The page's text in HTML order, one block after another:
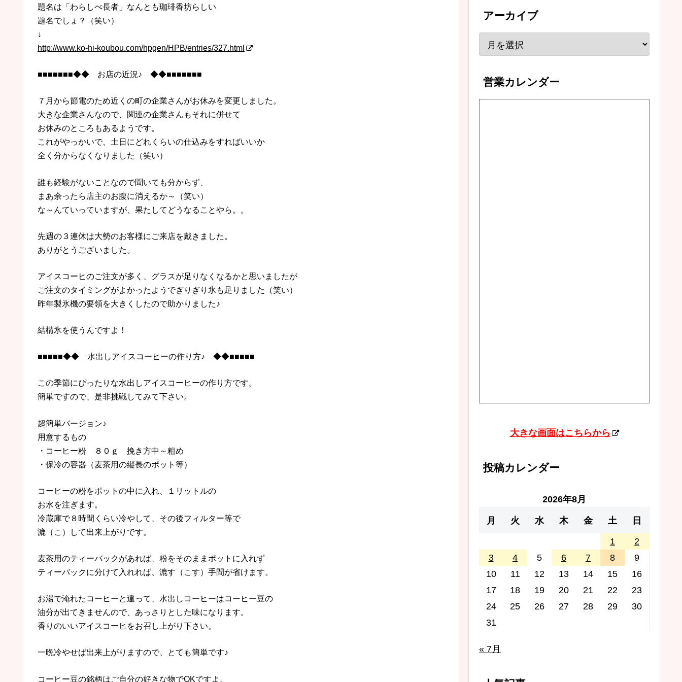
題名は「わらしべ長者」なんとも珈琲香坊らしい
題名でしょ？（笑い）
↓
http://www.ko-hi-koubou.com/hpgen/HPB/entries/327.html
■■■■■■■◆◆ お店の近況♪ ◆◆■■■■■■■
７月から節電のため近くの町の企業さんがお休みを変更しました。
大きな企業さんなので、関連の企業さんもそれに併せて
お休みのところもあるようです。
これがやっかいで、土日にどれくらいの仕込みをすればいいか
全く分からなくなりました（笑い）
誰も経験がないことなので聞いても分からず、
まあ余ったら店主のお腹に消えるか～（笑い）
な～んていっていますが、果たしてどうなることやら。。
先週の３連休は大勢のお客様にご来店を戴きました。
ありがとうございました。
アイスコーヒのご注文が多く、グラスが足りなくなるかと思いましたが
ご注文のタイミングがよかったようでぎりぎり氷も足りました（笑い）
昨年製氷機の要領を大きくしたので助かりました♪
結構氷を使うんですよ！
■■■■■◆◆ 水出しアイスコーヒーの作り方♪ ◆◆■■■■■
この季節にぴったりな水出しアイスコーヒーの作り方です。
簡単ですので、是非挑戦してみて下さい。
超簡単バージョン♪
用意するもの
・コーヒー粉 ８０ｇ 挽き方中～粗め
・保冷の容器（麦茶用の縦長のポット等）
コーヒーの粉をポットの中に入れ、１リットルの
お水を注ぎます。
冷蔵庫で８時間くらい冷やして、その後フィルター等で
漉（こ）して出来上がりです。
麦茶用のティーバックがあれば、粉をそのままポットに入れず
ティーバックに分けて入れれば、漉す（こす）手間が省けます。
お湯で淹れたコーヒーと違って、水出しコーヒーはコーヒー豆の
油分が出てきませんので、あっさりとした味になります。
香りのいいアイスコーヒをお召し上がり下さい。
一晩冷やせば出来上がりますので、とても簡単です♪
コーヒー豆の銘柄はご自分の好きな物でOKですよ。
アーカイブ
営業カレンダー
大きな画面はこちらから
投稿カレンダー
2026年8月
月 火 水 木 金 土 日
1
2
3
4 5 6 7 8
9
10
11 12 13 14 15
16
17
18 19 20 21 22
23
24
25 26 27 28 29
30
31
« 7月